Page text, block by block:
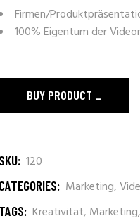
Firmen/
100% Eigentum der
BUY PRODUCT
SKU: 120
CATEGORIES: Marketing,
TAGS: Kreativität, Marketing